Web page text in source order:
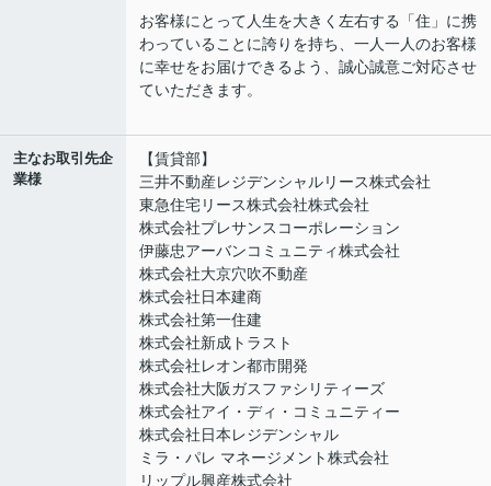
お客様にとって人生を大きく左右する「住」に携
わっていることに誇りを持ち、一人一人のお客様
に幸せをお届けできるよう、誠心誠意ご対応させ
ていただきます。
主なお取引先企
業様
【賃貸部】
三井不動産レジデンシャルリース株式会社
東急住宅リース株式会社株式会社
株式会社プレサンスコーポレーション
伊藤忠アーバンコミュニティ株式会社
株式会社大京穴吹不動産
株式会社日本建商
株式会社第一住建
株式会社新成トラスト
株式会社レオン都市開発
株式会社大阪ガスファシリティーズ
株式会社アイ・ディ・コミュニティー
株式会社日本レジデンシャル
ミラ・パレ マネージメント株式会社
リップル興産株式会社